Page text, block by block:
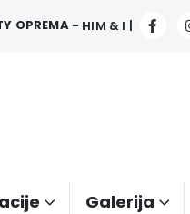
OPREMA - HIM & I |
Galerija